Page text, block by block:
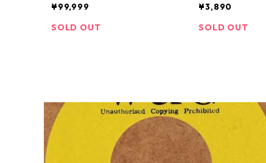
¥99,999
SOLD OUT
¥3,890
SOLD OUT